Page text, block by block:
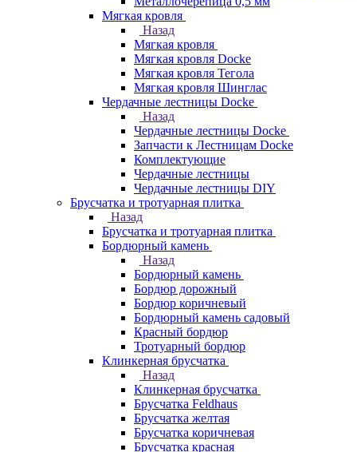
Мягкая кровля
Назад
Мягкая кровля
Мягкая кровля Docke
Мягкая кровля Тегола
Мягкая кровля Шинглас
Чердачные лестницы Docke
Назад
Чердачные лестницы Docke
Запчасти к Лестницам Docke
Комплектующие
Чердачные лестницы
Чердачные лестницы DIY
Брусчатка и тротуарная плитка
Назад
Брусчатка и тротуарная плитка
Бордюрный камень
Назад
Бордюрный камень
Бордюр дорожный
Бордюр коричневый
Бордюрный камень садовый
Красный бордюр
Тротуарный бордюр
Клинкерная брусчатка
Назад
Клинкерная брусчатка
Брусчатка Feldhaus
Брусчатка желтая
Брусчатка коричневая
Брусчатка красная